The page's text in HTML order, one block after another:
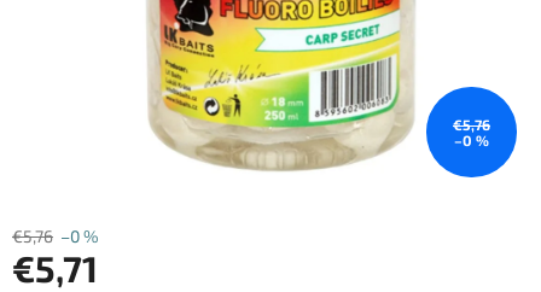
€5,76
–0 %
€5,76 –0 %
€5,71